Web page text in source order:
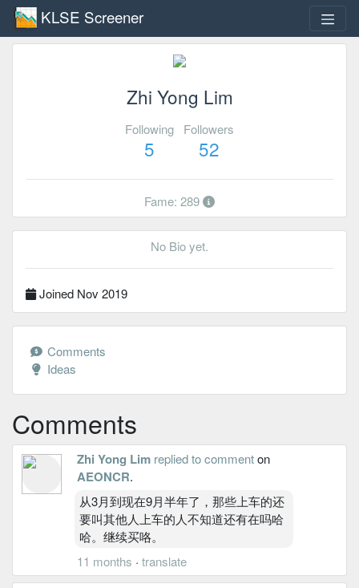
KLSE Screener
Zhi Yong Lim
Following
5
Followers
52
Fame: 289
No Bio yet.
Joined Nov 2019
Comments
Ideas
Comments
Zhi Yong Lim replied to commenton
AEONCR.
从3月到现在9月半年了，那些上车的还
要叫其他人上车的人不知道还有在吗哈
哈。继续买咯。
11 months · translate